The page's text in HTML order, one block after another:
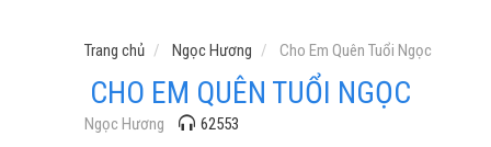
Trang chủ Ngọc Hương Cho Em Quên Tuổi Ngọc
CHO EM QUÊN TUỔI NGỌC
Ngọc Hương 62553